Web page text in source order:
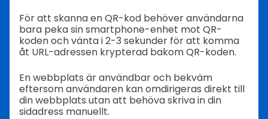
För att skanna en QR-kod behöver användarna
bara peka sin smartphone-enhet mot QR-
koden och vänta i 2-3 sekunder för att komma
åt URL-adressen krypterad bakom QR-koden.
En webbplats är användbar och bekväm
eftersom användaren kan omdirigeras direkt till
din webbplats utan att behöva skriva in din
sidadress manuellt.